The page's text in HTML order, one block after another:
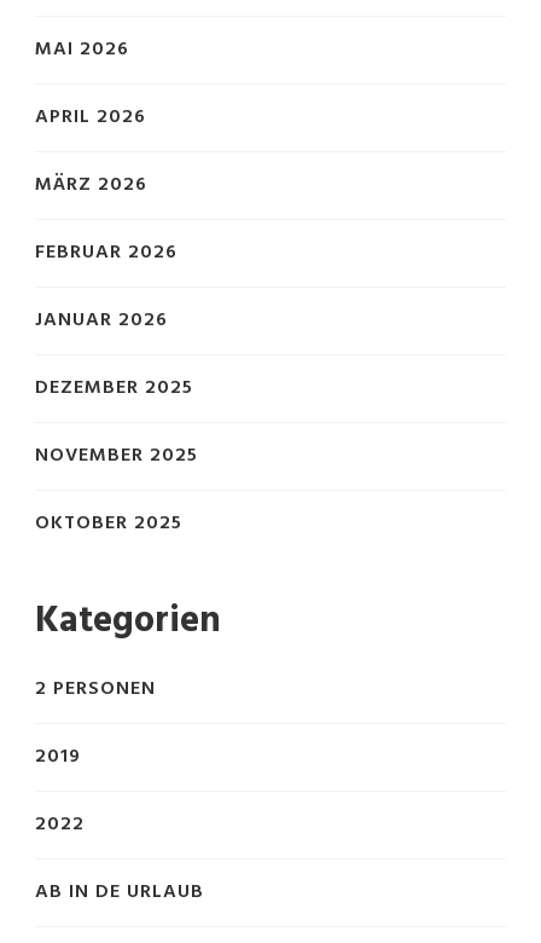
MAI 2026
APRIL 2026
MÄRZ 2026
FEBRUAR 2026
JANUAR 2026
DEZEMBER 2025
NOVEMBER 2025
OKTOBER 2025
Kategorien
2 PERSONEN
2019
2022
AB IN DE URLAUB